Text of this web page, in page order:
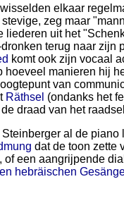
elkaar
zeg maar
liederen uit het
terug naar zijn
komt ook zijn vocaal
hoeveel manieren hij
van
Räthsel (ondanks het
draad van het
al de piano
dat de toon zette
of een aangrijpende
hebräischen